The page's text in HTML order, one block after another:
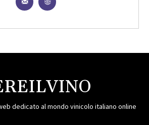
dedicato al mondo vinicolo italiano online